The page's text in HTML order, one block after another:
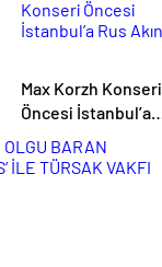
Max Korzh Konseri
Öncesi İstanbul’a
Rus Akını: